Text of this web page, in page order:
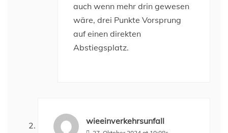
auch wenn mehr drin gewesen
wäre, drei Punkte Vorsprung
auf einen direkten
Abstiegsplatz.
wieeinverkehrsunfall